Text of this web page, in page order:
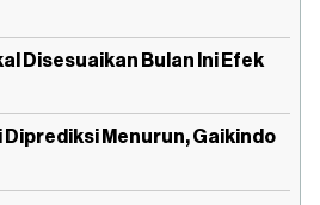
Disesuaikan Bulan Ini Efek
Diprediksi Menurun, Gaikindo